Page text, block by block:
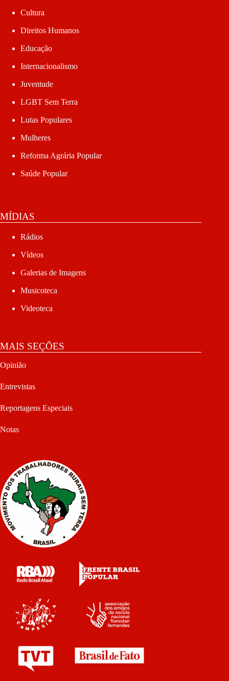
Cultura
Direitos Humanos
Educação
Internacionalismo
Juventude
LGBT Sem Terra
Lutas Populares
Mulheres
Reforma Agrária Popular
Saúde Popular
MÍDIAS
Rádios
Vídeos
Galerias de Imagens
Musicoteca
Videoteca
MAIS SEÇÕES
Opinião
Entrevistas
Reportagens Especiais
Notas